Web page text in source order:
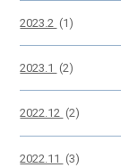
2023.2 (1)
2023.1 (2)
2022.12 (2)
2022.11 (3)